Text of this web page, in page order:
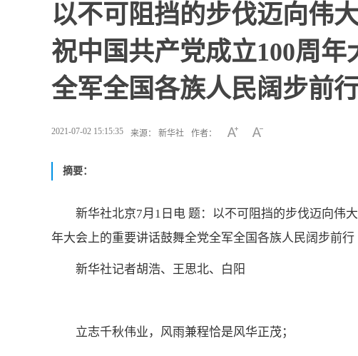
以不可阻挡的步伐迈向
祝中国共产党成立100周
全军全国各族人民阔步前
2021-07-02 15:15:35 来源： 新华社 作者：
摘要：
新华社北京7月1日电 题：以不可阻挡的步伐迈向
年大会上的重要讲话鼓舞全党全军全国各族人民阔步前行
新华社记者胡浩、王思北、白阳
立志千秋伟业，风雨兼程恰是风华正茂；